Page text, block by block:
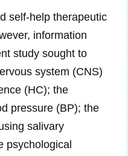
self-help therapeutic
information
study sought to
system (CNS)
(HC); the
pressure (BP); the
salivary
psychological